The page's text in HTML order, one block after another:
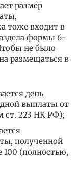
размер
тоже входит в
формы 6-
не было
размещаться в
день
выплаты от
ст. 223 НК РФ);
полученной
100 (полностью,